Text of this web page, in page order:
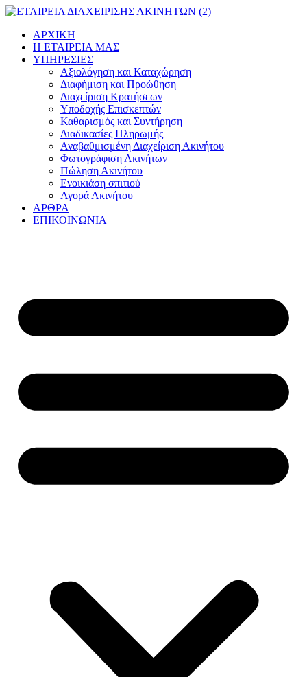
Μετάβαση
περιεχόμενο
ΑΡΧΙΚΗ
Η ΕΤΑΙΡΕΙΑ ΜΑΣ
ΥΠΗΡΕΣΙΕΣ
Αξιολόγηση και Καταχώρηση
Διαφήμιση και Προώθηση
Διαχείριση Κρατήσεων
Υποδοχής Επισκεπτών
Καθαρισμός και Συντήρηση
Διαδικασίες Πληρωμής
Αναβαθμισμένη Διαχείριση Ακινήτου
Φωτογράφιση Ακινήτων
Πώληση Ακινήτου
Ενοικιάση σπιτιού
Αγορά Ακινήτου
ΑΡΘΡΑ
ΕΠΙΚΟΙΝΩΝΙΑ